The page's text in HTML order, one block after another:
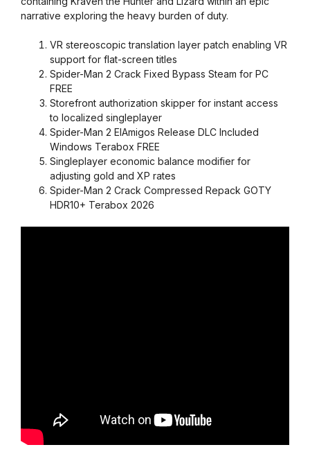
narrative exploring the heavy burden of duty.
VR stereoscopic translation layer patch enabling VR
support for flat-screen titles
Spider-Man 2 Crack Fixed Bypass Steam for PC
FREE
Storefront authorization skipper for instant access
to localized singleplayer
Spider-Man 2 ElAmigos Release DLC Included
Windows Terabox FREE
Singleplayer economic balance modifier for
adjusting gold and XP rates
Spider-Man 2 Crack Compressed Repack GOTY
HDR10+ Terabox 2026